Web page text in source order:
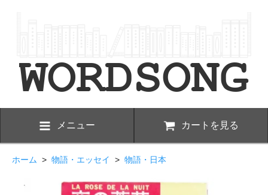
メニュー カートを見る
ホーム > 物語・エッセイ > 物語・日本